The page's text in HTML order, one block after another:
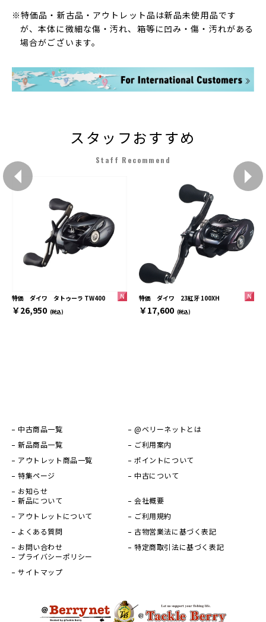
※特価品・新古品・アウトレット品は新品未使用品です
が、本体に微細な傷・汚れ、箱等に凹み・傷・汚れがある
場合がございます。
スタッフおすすめ
Staff Recommend
特価 ダイワ タトゥーラ TW400
￥26,950 (税込)
特価 ダイワ 23紅牙 100XH
￥17,600 (税込)
中古商品一覧
新品商品一覧
アウトレット商品一覧
特集ページ
お知らせ
@ベリーネットとは
ご利用案内
ポイントについて
中古について
新品について
アウトレットについて
よくある質問
お問い合わせ
会社概要
ご利用規約
古物営業法に基づく表記
特定商取引法に基づく表記
プライバシーポリシー
サイトマップ